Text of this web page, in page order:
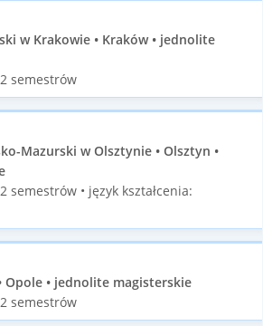
w Krakowie • Kraków • jednolite
semestrów
Mazurski w Olsztynie • Olsztyn •
semestrów • język kształcenia:
Opole • jednolite magisterskie
semestrów